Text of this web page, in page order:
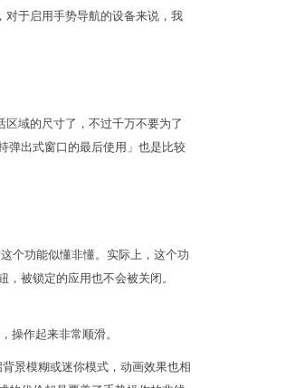
对于启用手势导航的设备来说，我
域的尺寸了，不过千万不要为了
弹出式窗口的最后使用」也是比较
个功能似懂非懂。实际上，这个功
被锁定的应用也不会被关闭。
操作起来非常顺滑。
景模糊或迷你模式，动画效果也相